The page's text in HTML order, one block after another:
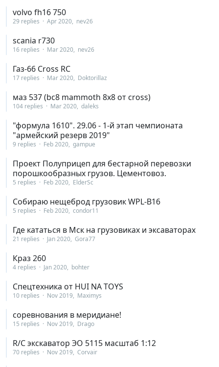
volvo fh16 750
29 replies Apr 2020 nev26
scania r730
16 replies Mar 2020 nev26
Газ-66 Cross RC
17 replies Mar 2020 Doktorillaz
маз 537 (bc8 mammoth 8x8 от cross)
104 replies Mar 2020 daleks
"формула 1610". 29.06 - 1-й этап чемпионата
"армейский резерв 2019"
9 replies Feb 2020 gampue
Проект Полуприцеп для бестарной перевозки
порошкообразных грузов. Цементовоз.
5 replies Feb 2020 ElderSc
Собираю нещеброд грузовик WPL-B16
5 replies Feb 2020 condor11
Где кататься в Мск на грузовиках и эксаваторах
21 replies Jan 2020 Gora77
Краз 260
4 replies Jan 2020 bohter
Спецтехника от HUI NA TOYS
10 replies Nov 2019 Maximys
соревнования в меридиане!
15 replies Nov 2019 Drago
R/C экскаватор ЭО 5115 масштаб 1:12
70 replies Nov 2019 Corvair